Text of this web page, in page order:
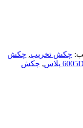
چکش تخریب, چکش
, چکش